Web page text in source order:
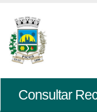
Consultar